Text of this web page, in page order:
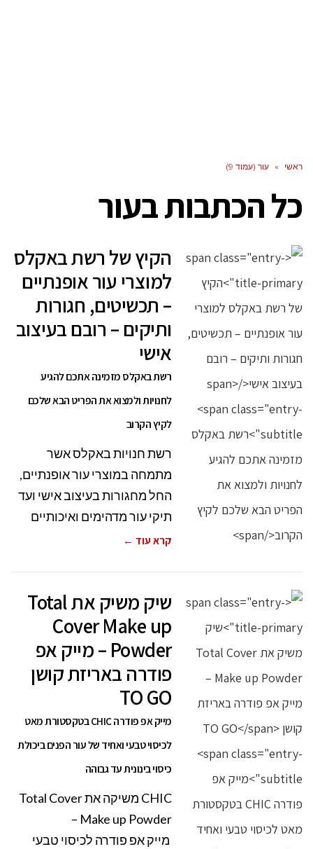
ראשי » עור (עמוד 9)
כל הכתבות בעור
הקיץ של רשת באקלס
למוצרי עור אופנתיים
– תכשיטים, חגורות
ותיקים – רובם בעיצוב
אישי
רשת באקלס מזמינה אתכם להגיע
לחנויות ולמצוא את הפריט הבא שלכם
לקיץ הקרוב
רשת חנויות באקלס אשר
מתמחה במוצרי עור אופנתיים,
החל מחגורות בעיצוב אישי ועד
תיקי עור מדהימים ואיכותיים
קרא עוד ←
שיק משיק את Total
Cover Make up
Powder – מייק אפ
פודרה באריזת קושן
TO GO
מייק אפ פודרה CHIC בטקסטורת מאט
לכיסוי טבעי ואחיד של עור הפנים ביכולת
כיסוי בינונית עד גבוהה
CHIC משיקה את Total Cover
Make up Powder –
מייק אפ פודרה לכיסוי טבעי